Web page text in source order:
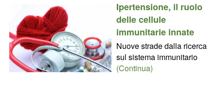
Ipertensione, il ruolo
delle cellule
immunitarie innate
Nuove strade dalla ricerca
sul sistema immunitario
(Continua)